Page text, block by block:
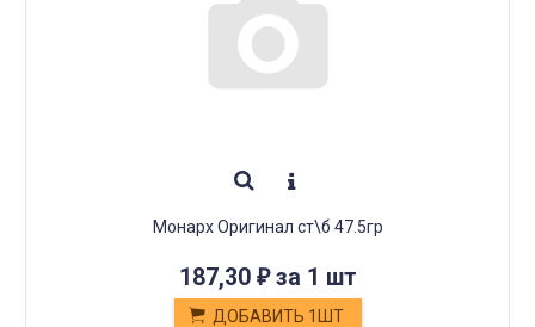
Монарх Оригинал ст\б 47.5гр
187,30 ₽за 1 шт
ДОБАВИТЬ 1ШТ